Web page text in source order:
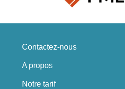
Contactez-nous
A propos
Notre tarif